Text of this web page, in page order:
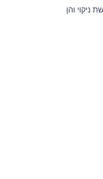
מגיעות בחבילה של 2 + מברשת ניקוי והן